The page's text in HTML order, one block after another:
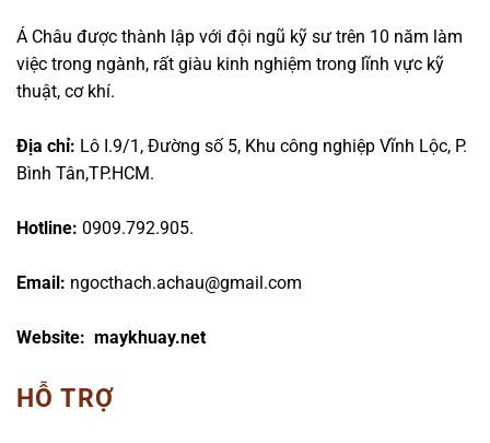
Á Châu được thành lập với đội ngũ kỹ sư trên 10 năm làm
việc trong ngành, rất giàu kinh nghiệm trong lĩnh vực kỹ
thuật, cơ khí.
Địa chỉ: Lô I.9/1, Đường số 5, Khu công nghiệp Vĩnh Lộc, P.
Bình Tân,TP.HCM.
Hotline: 0909.792.905.
Email: ngocthach.achau@gmail.com
Website: maykhuay.net
HỖ TRỢ